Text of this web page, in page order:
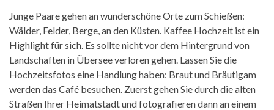
Junge Paare gehen an wunderschöne Orte zum Schießen:
Wälder, Felder, Berge, an den Küsten. Kaffee Hochzeit ist ein
Highlight für sich. Es sollte nicht vor dem Hintergrund von
Landschaften in Übersee verloren gehen. Lassen Sie die
Hochzeitsfotos eine Handlung haben: Braut und Bräutigam
werden das Café besuchen. Zuerst gehen Sie durch die alten
Straßen Ihrer Heimatstadt und fotografieren dann an einem